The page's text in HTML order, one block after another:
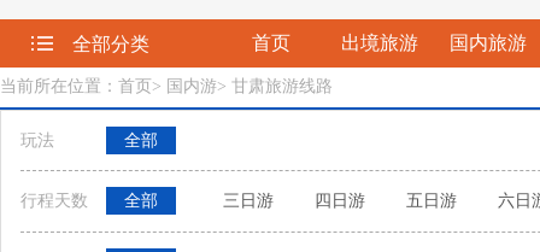
全部分类 首页 出境旅游 国内旅游
当前所在位置：首页 > 国内游> 甘肃旅游线路
玩法 全部
行程天数 全部 三日游 四日游 五日游 六日